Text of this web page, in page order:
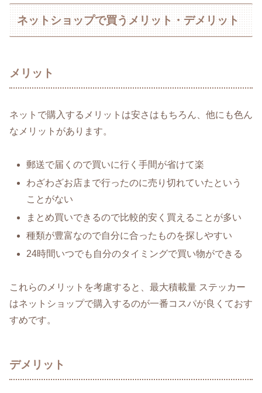
ネットショップで買うメリット・デメリット
メリット
ネットで購入するメリットは安さはもちろん、他にも色ん
なメリットがあります。
郵送で届くので買いに行く手間が省けて楽
わざわざお店まで行ったのに売り切れていたという
ことがない
まとめ買いできるので比較的安く買えることが多い
種類が豊富なので自分に合ったものを探しやすい
24時間いつでも自分のタイミングで買い物ができる
これらのメリットを考慮すると、最大積載量 ステッカー
はネットショップで購入するのが一番コスパが良くておす
すめです。
デメリット